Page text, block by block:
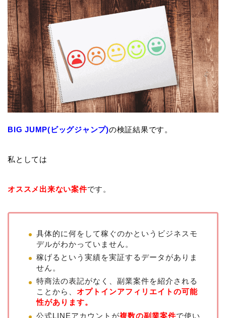
BIG JUMP(ビッグジャンプ)の検証結果です。
私としては
オススメ出来ない案件です。
具体的に何をして稼ぐのかというビジネスモ
デルがわかっていません。
稼げるという実績を実証するデータがありま
せん。
特商法の表記がなく、副業案件を紹介される
ことから、 オプトインアフィリエイトの可能
性があります。
公式LINEアカウントが複数の副業案件で使い